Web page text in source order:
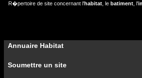
R�pertoire de site concernant l'habitat , le batiment , l'
Annuaire Habitat
Soumettre un site